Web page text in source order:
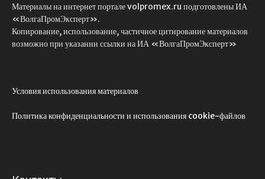
Материалы на интернет портале volpromex.ru подготовлены ИА
«ВолгаПромЭксперт».
Копирование, использование, частичное цитирование материалов
возможно при указании ссылки на ИА «ВолгаПромЭксперт»
Условия использования материалов
Политика конфиденциальности и использования cookie-файлов